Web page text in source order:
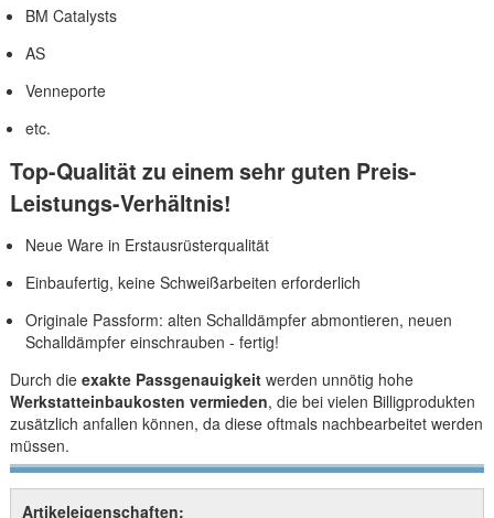
BM Catalysts
AS
Venneporte
etc.
Top-Qualität zu einem sehr guten Preis-
Leistungs-Verhältnis!
Neue Ware in Erstausrüsterqualität
Einbaufertig, keine Schweißarbeiten erforderlich
Originale Passform: alten Schalldämpfer abmontieren, neuen
Schalldämpfer einschrauben - fertig!
Durch die exakte Passgenauigkeitwerden unnötig hohe
Werkstatteinbaukosten vermieden, die bei vielen Billigprodukten
zusätzlich anfallen können, da diese oftmals nachbearbeitet werden
müssen.
Artikeleigenschaften: